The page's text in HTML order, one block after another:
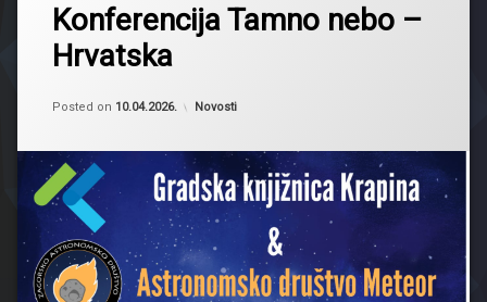
Konferencija Tamno nebo –
Hrvatska
Posted on 10.04.2026.
Updated on
by Borna Cesarec
Kategorije:
Novosti
komentar
on
Konferencija
Tamno
–